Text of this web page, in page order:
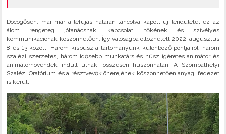
Döcögősen, már-már a lefújás határán táncolva kapott új lendületet ez az
álom rengeteg jótanácsnak, kapcsolati tőkének és szívélyes
kommunikációnak köszönhetően. Így valóságba öltözhetett 2022. augusztus
8 és 13 között. Három kisbusz a tartományunk különböző pontjairól, három
szalézi szerzetes, három idősebb munkatárs és húsz ígéretes animátor és
animátornövendék indult útnak, összesen huszonhatan. A Szombathelyi
Szalézi Oratórium és a résztvevők önerejének köszönhetően anyagi fedezet
is került.